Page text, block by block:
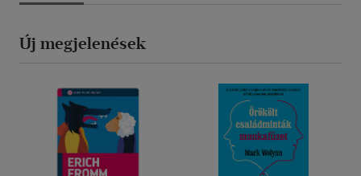
Új megjelenések